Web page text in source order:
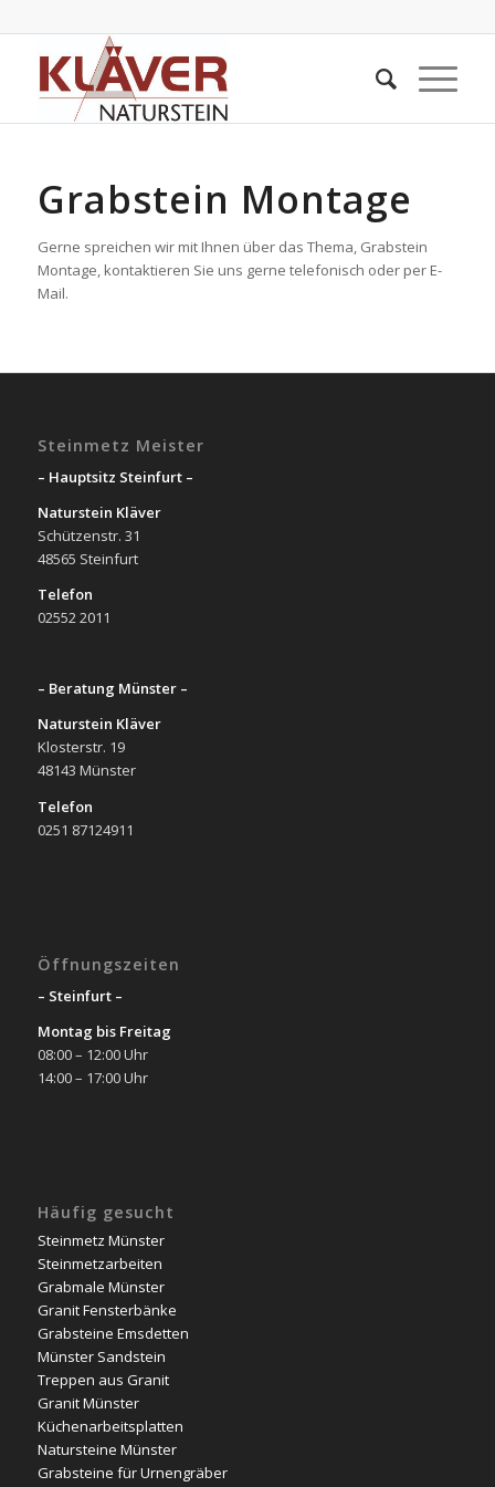
Grabstein Montage
Gerne spreichen wir mit Ihnen über das Thema, Grabstein
Montage, kontaktieren Sie uns gerne telefonisch oder per E-
Mail.
Steinmetz Meister
– Hauptsitz Steinfurt –
Naturstein Kläver
Schützenstr. 31
48565 Steinfurt
Telefon
02552 2011
– Beratung Münster –
Naturstein Kläver
Klosterstr. 19
48143 Münster
Telefon
0251 87124911
Öffnungszeiten
– Steinfurt –
Montag bis Freitag
08:00 – 12:00 Uhr
14:00 – 17:00 Uhr
Häufig gesucht
Steinmetz Münster
Steinmetzarbeiten
Grabmale Münster
Granit Fensterbänke
Grabsteine Emsdetten
Münster Sandstein
Treppen aus Granit
Granit Münster
Küchenarbeitsplatten
Natursteine Münster
Grabsteine für Urnengräber